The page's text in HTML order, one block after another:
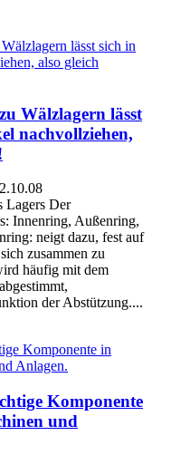
Wälzlagern lässt
nachvollziehen,
Lagers Der
Innenring, Außenring,
neigt dazu, fest auf
zusammen zu
häufig mit dem
der Abstützung....
Komponente
und